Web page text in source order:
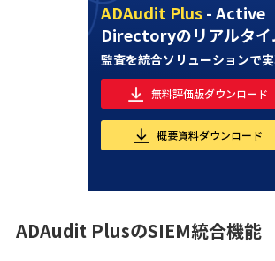
ADAudit Plus- Active
Directoryのリアルタイ
監査を統合ソリューションで
無料評価版ダウンロード
概要資料ダウンロード
ADAudit PlusのSIEM統合機能